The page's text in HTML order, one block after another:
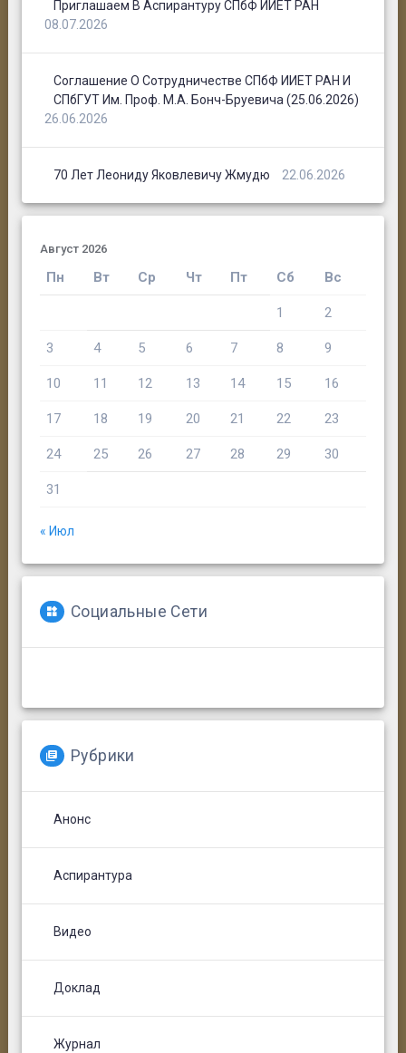
Приглашаем В Аспирантуру СПбФ ИИЕТ РАН
08.07.2026
Соглашение О Сотрудничестве СПбФ ИИЕТ РАН И
СПбГУТ Им. Проф. М.А. Бонч-Бруевича (25.06.2026)
26.06.2026
70 Лет Леониду Яковлевичу Жмудю 22.06.2026
Август 2026
Пн Вт Ср Чт Пт Сб Вс
1 2
3 4 5 6 7 8 9
10 11 12 13 14 15 16
17 18 19 20 21 22 23
24 25 26 27 28 29 30
31
« Июл
Социальные Сети
Рубрики
Анонс
Аспирантура
Видео
Доклад
Журнал